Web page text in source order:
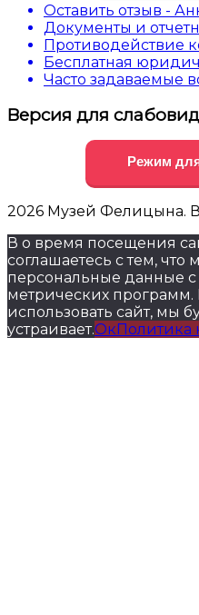
Оставить отзыв -
Документы и
Противодействие
Бесплатная
Часто задаваемые
Версия для
Режим
2026 Музей Фелицына.
В о время посещения
соглашаетесь с тем,
персональные данные
метрических
использовать сайт, мы
устраивает.ОкПолитика